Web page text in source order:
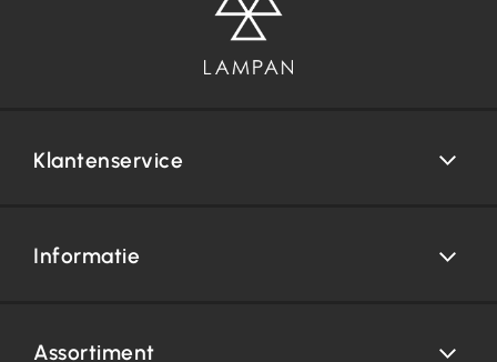
Klantenservice
Informatie
Assortiment